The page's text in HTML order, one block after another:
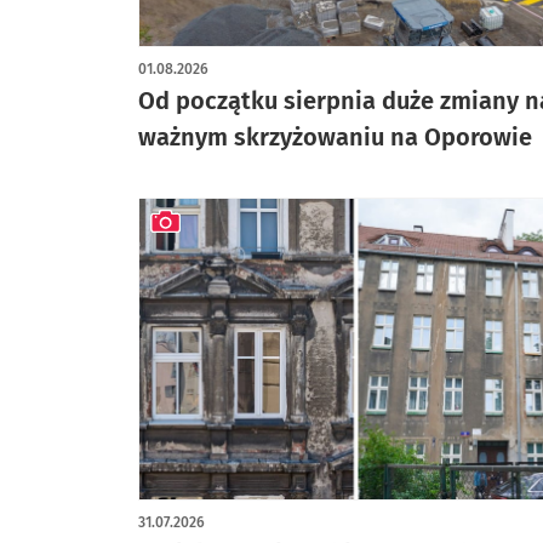
Od początku sierpnia duże zmiany
ważnym skrzyżowaniu na Oporowie
01.08.2026
artykuł z galerią zdjęć
31.07.2026
artykuł z galerią zdjęć